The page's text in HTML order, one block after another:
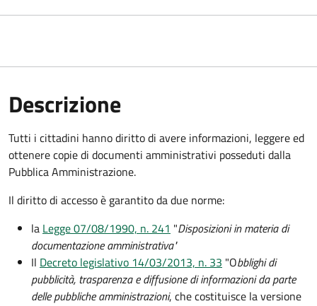
Descrizione
Tutti i cittadini hanno diritto di avere informazioni, leggere ed
ottenere copie di documenti amministrativi posseduti dalla
Pubblica Amministrazione.
Il diritto di accesso è garantito da due norme:
la Legge 07/08/1990, n. 241 "Disposizioni in materia di
documentazione amministrativa"
Il Decreto legislativo 14/03/2013, n. 33 "Obblighi di
pubblicità, trasparenza e diffusione di informazioni da parte
delle pubbliche amministrazioni, che costituisce la versione